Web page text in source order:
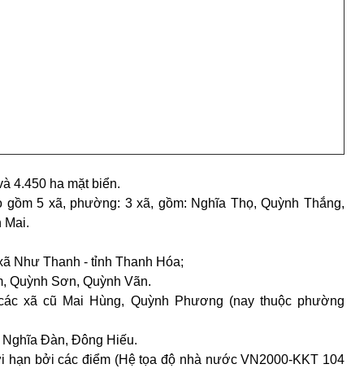
4.450 ha mặt biển.
5 xã, phường: 3 xã, gồm: Nghĩa Thọ, Quỳnh Thắng,
Mai.
Như Thanh - tỉnh Thanh Hóa;
Quỳnh Sơn, Quỳnh Vãn.
xã cũ Mai Hùng, Quỳnh Phương (nay thuộc phường
Nghĩa Đàn, Đông Hiếu.
bởi các điểm (Hệ tọa độ nhà nước VN2000-KKT 104